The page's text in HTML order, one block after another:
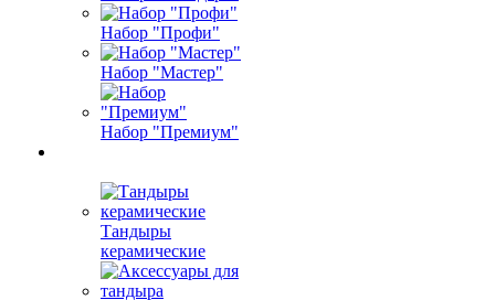
Набор "Профи"
Набор "Мастер"
Набор "Премиум"
Тандыры
керамические